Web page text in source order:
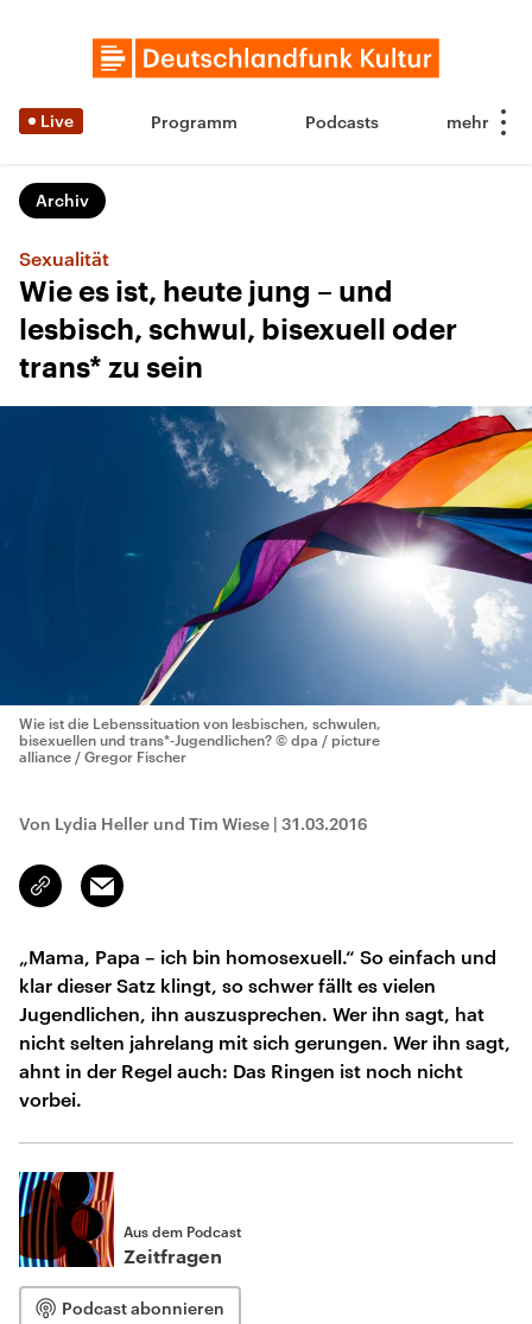
Live Programm Podcasts
Archiv
Sexualität
Wie es ist, heute jung – und
lesbisch, schwul, bisexuell oder
trans* zu sein
Wie ist die Lebenssituation von lesbischen, schwulen,
bisexuellen und trans*-Jugendlichen? © dpa / picture
alliance / Gregor Fischer
Von Lydia Heller und Tim Wiese | 31.03.2016
Link
kopieren/teilen
Email
„Mama, Papa – ich bin homosexuell.“ So einfach und
klar dieser Satz klingt, so schwer fällt es vielen
Jugendlichen, ihn auszusprechen. Wer ihn sagt, hat
nicht selten jahrelang mit sich gerungen. Wer ihn sagt,
ahnt in der Regel auch: Das Ringen ist noch nicht
vorbei.
Aus dem Podcast
Zeitfragen
Podcast abonnieren